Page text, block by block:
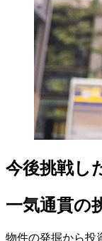
今後挑戦し
一気通貫の
物件の発掘から投